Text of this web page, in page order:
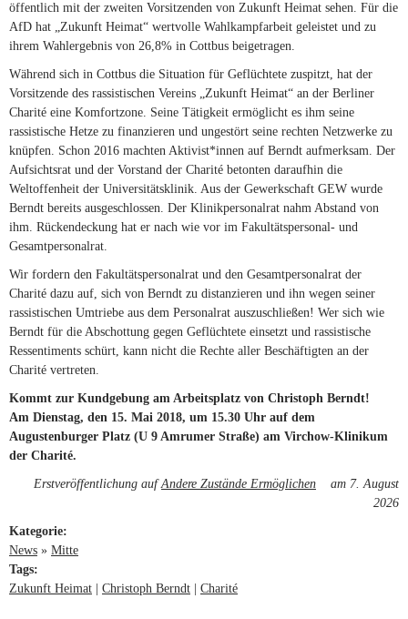
öffentlich mit der zweiten Vorsitzenden von Zukunft Heimat sehen. Für die
AfD hat „Zukunft Heimat“ wertvolle Wahlkampfarbeit geleistet und zu
ihrem Wahlergebnis von 26,8% in Cottbus beigetragen.
Während sich in Cottbus die Situation für Geflüchtete zuspitzt, hat der
Vorsitzende des rassistischen Vereins „Zukunft Heimat“ an der Berliner
Charité eine Komfortzone. Seine Tätigkeit ermöglicht es ihm seine
rassistische Hetze zu finanzieren und ungestört seine rechten Netzwerke zu
knüpfen. Schon 2016 machten Aktivist*innen auf Berndt aufmerksam. Der
Aufsichtsrat und der Vorstand der Charité betonten daraufhin die
Weltoffenheit der Universitätsklinik. Aus der Gewerkschaft GEW wurde
Berndt bereits ausgeschlossen. Der Klinikpersonalrat nahm Abstand von
ihm. Rückendeckung hat er nach wie vor im Fakultätspersonal- und
Gesamtpersonalrat.
Wir fordern den Fakultätspersonalrat und den Gesamtpersonalrat der
Charité dazu auf, sich von Berndt zu distanzieren und ihn wegen seiner
rassistischen Umtriebe aus dem Personalrat auszuschließen! Wer sich wie
Berndt für die Abschottung gegen Geflüchtete einsetzt und rassistische
Ressentiments schürt, kann nicht die Rechte aller Beschäftigten an der
Charité vertreten.
Kommt zur Kundgebung am Arbeitsplatz von Christoph Berndt!
Am Dienstag, den 15. Mai 2018, um 15.30 Uhr auf dem
Augustenburger Platz (U 9 Amrumer Straße) am Virchow-Klinikum
der Charité.
Erstveröffentlichung aufAndere Zustände Ermöglichen
(link is
external)
am 7. August
2026
Kategorie:
News » Mitte
Tags:
Zukunft Heimat
Christoph Berndt Charité